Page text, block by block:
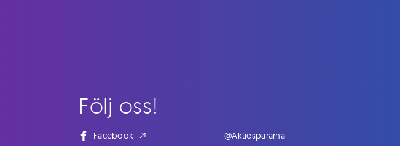
Följ oss!
Facebook @Aktiespararna